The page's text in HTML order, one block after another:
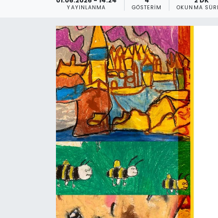
YAYINLANMA GÖSTERIM OKUNMA
KKTC YEREL SEÇİM 2018
Kültür Sanat
Magazin
Nöbetçi Eczaneler
Otomobil Dünyası